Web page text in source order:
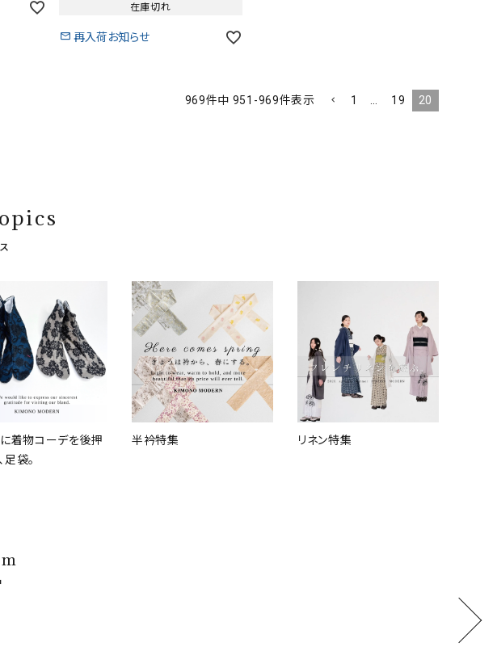
在庫切れ
再入荷お知らせ
969件中 951 -969件表示 1 19 20
着物コーデを後押
足袋。
半衿特集 リネン特集